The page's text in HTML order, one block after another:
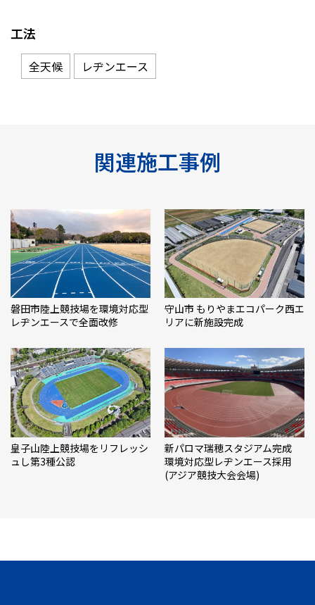
工法
全天候 レヂンエース
関連施工事例
磐田市陸上競技場を環境対応型
レヂンエースで全面改修
守山市 もりやまエコパーク西エ
リアに新施設完成
皇子山陸上競技場をリフレッシ
ュし第3種公認
新パロマ瑞穂スタジアム完成
環境対応型レヂンエース採用
(アジア競技大会会場)